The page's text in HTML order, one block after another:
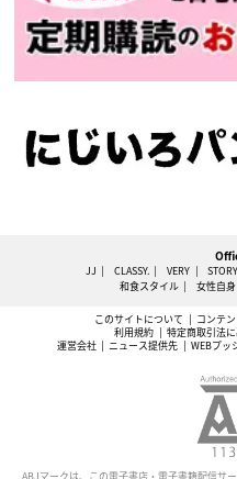
JJ CLASSY. VERY STORY
和食スタイル
女性自身
このサイトについて コンテ
利用規約
特定商取引法
運営会社
ニュース提供先 WEBプッ
ABJマークは、この電子書店・電子書籍配信サ